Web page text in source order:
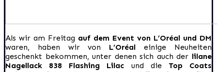
Als wir am Freitag auf dem Event von L’Oréal und DM
waren, haben wir von L’Oréaleinige Neuheiten
geschenkt bekommen, unter denen sich auch der lilane
Nagellack 838 Flashing Lilac und dieTop Coats